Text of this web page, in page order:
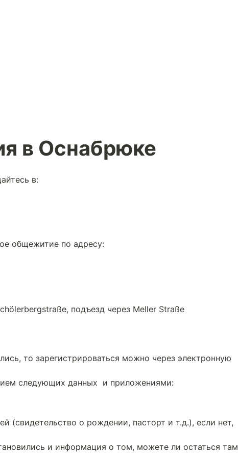
в Оснабрюке
в:
общежитие по адресу:
подъезд через Meller Straße
то зарегистрироваться можно через электронную
следующих данных  и приложениями:
(свидетельство о рождении, пасторт и т.д.), если нет,
и информация о том, можете ли остаться там